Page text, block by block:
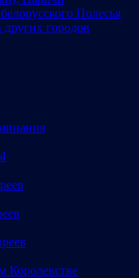
Полесья
городов
Королевстве